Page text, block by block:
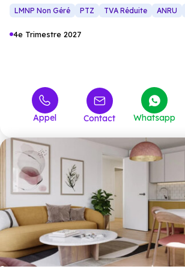
LMNP Non Géré PTZ TVA Réduite ANRU
4e Trimestre 2027
Appel Contact Whatsapp